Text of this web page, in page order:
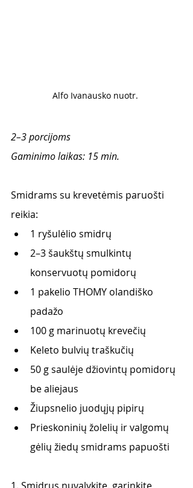
Alfo Ivanausko nuotr.
2–3 porcijoms
Gaminimo laikas: 15 min.
Smidrams su krevetėmis paruošti
reikia:
1 ryšulėlio smidrų
2–3 šaukštų smulkintų
konservuotų pomidorų
1 pakelio THOMY olandiško
padažo
100 g marinuotų krevečių
Keleto bulvių traškučių
50 g saulėje džiovintų pomidorų
be aliejaus
Žiupsnelio juodųjų pipirų
Prieskoninių žolelių ir valgomų
gėlių žiedų smidrams papuošti